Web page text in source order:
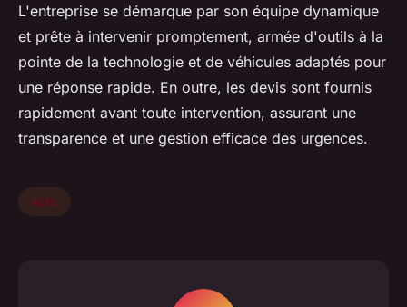
L'entreprise se démarque par son équipe dynamique
et prête à intervenir promptement, armée d'outils à la
pointe de la technologie et de véhicules adaptés pour
une réponse rapide. En outre, les devis sont fournis
rapidement avant toute intervention, assurant une
transparence et une gestion efficace des urgences.
Actu